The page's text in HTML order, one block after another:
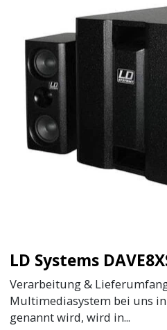
LD Systems
Verarbeitung &
Multimediasystem bei uns
genannt wird, wird in...